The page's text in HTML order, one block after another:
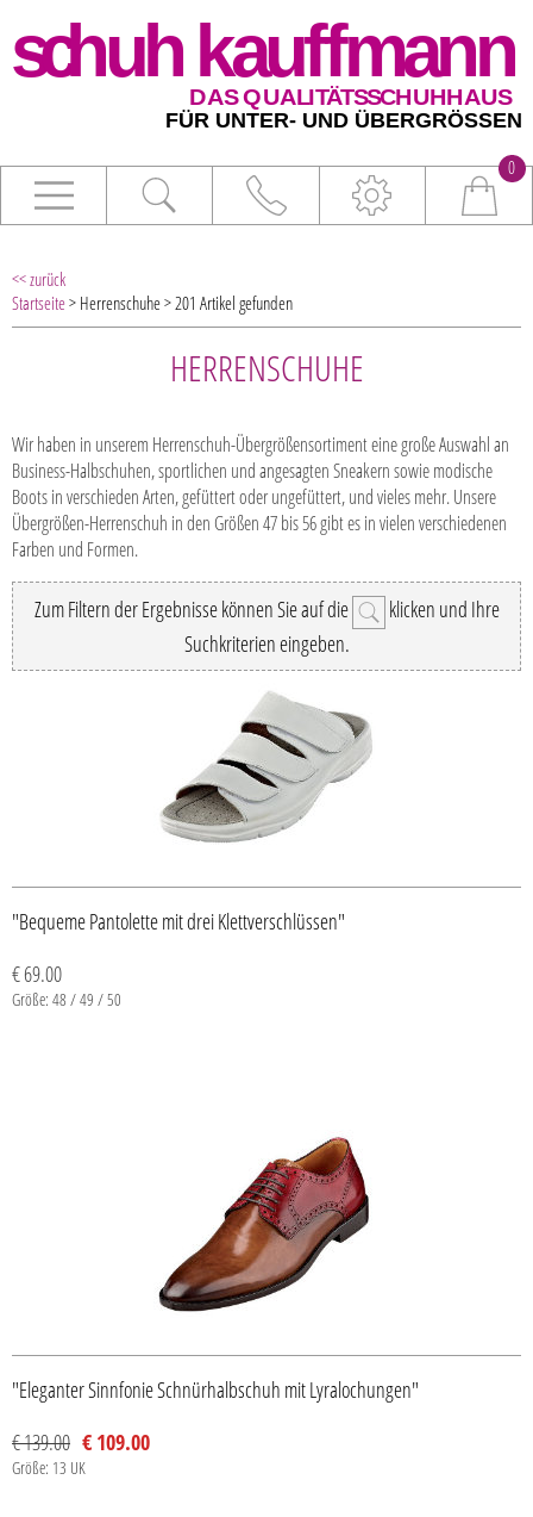
0
<< zurück
Startseite> Herrenschuhe > 201 Artikel gefunden
HERRENSCHUHE
Wir haben in unserem Herrenschuh-Übergrößensortiment eine große Auswahl an
Business-Halbschuhen, sportlichen und angesagten Sneakern sowie modische
Boots in verschieden Arten, gefüttert oder ungefüttert, und vieles mehr. Unsere
Übergrößen-Herrenschuh in den Größen 47 bis 56 gibt es in vielen verschiedenen
Farben und Formen.
Zum Filtern der Ergebnisse können Sie auf die
klicken und Ihre
Suchkriterien eingeben.
"Bequeme Pantolette mit drei Klettverschlüssen"
€ 69.00
Größe: 48 / 49 / 50
"Eleganter Sinnfonie Schnürhalbschuh mit Lyralochungen"
€ 139.00 € 109.00
Größe: 13 UK